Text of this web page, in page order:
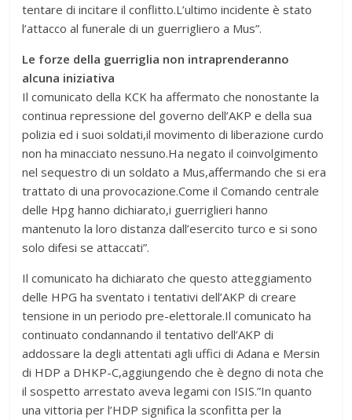
tentare di incitare il conflitto.L’ultimo incidente è stato
l’attacco al funerale di un guerrigliero a Mus”.
Le forze della guerriglia non intraprenderanno
alcuna iniziativa
Il comunicato della KCK ha affermato che nonostante la
continua repressione del governo dell’AKP e della sua
polizia ed i suoi soldati,il movimento di liberazione curdo
non ha minacciato nessuno.Ha negato il coinvolgimento
nel sequestro di un soldato a Mus,affermando che si era
trattato di una provocazione.Come il Comando centrale
delle Hpg hanno dichiarato,i guerriglieri hanno
mantenuto la loro distanza dall’esercito turco e si sono
solo difesi se attaccati”.
Il comunicato ha dichiarato che questo atteggiamento
delle HPG ha sventato i tentativi dell’AKP di creare
tensione in un periodo pre-elettorale.Il comunicato ha
continuato condannando il tentativo dell’AKP di
addossare la degli attentati agli uffici di Adana e Mersin
di HDP a DHKP-C,aggiungendo che è degno di nota che
il sospetto arrestato aveva legami con ISIS.”In quanto
una vittoria per l’HDP significa la sconfitta per la